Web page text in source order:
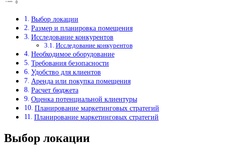
Выбор локации
Размер и планировка помещения
Исследование конкурентов
Исследование конкурентов
Необходимое оборудование
Требования безопасности
Удобство для клиентов
Аренда или покупка помещения
Расчет бюджета
Оценка потенциальной клиентуры
Планирование маркетинговых стратегий
Планирование маркетинговых стратегий
Выбор локации